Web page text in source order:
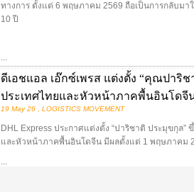
ทางการ ตั้งแต่ 6 พฤษภาคม 2569 ถือเป็นการกลับม
10 ปี
...
ดีเอชแอล เอ๊กซ์เพรส แต่งตั้ง “คุณปาริ
ประเทศไทยและหัวหน้าภาคพื้นอินโดจี
19 May 26 , LOGISTICS MOVEMENT
DHL Express ประกาศแต่งตั้ง “ปาริชาติ ประมุขกุล
และหัวหน้าภาคพื้นอินโดจีน มีผลตั้งแต่ 1 พฤษภาคม
...